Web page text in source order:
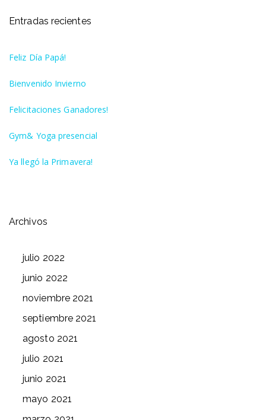
Entradas recientes
Feliz Día Papá!
Bienvenido Invierno
Felicitaciones Ganadores!
Gym& Yoga presencial
Ya llegó la Primavera!
Archivos
julio 2022
junio 2022
noviembre 2021
septiembre 2021
agosto 2021
julio 2021
junio 2021
mayo 2021